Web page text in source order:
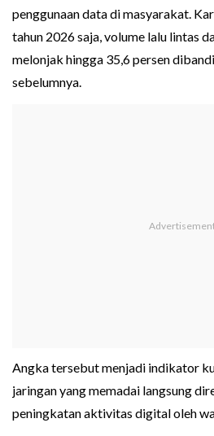
penggunaan data di masyarakat.
tahun 2026 saja, volume lalu lintas
melonjak hingga 35,6 persen
sebelumnya.
Angka tersebut menjadi indikator
jaringan yang memadai langsung
peningkatan aktivitas digital oleh